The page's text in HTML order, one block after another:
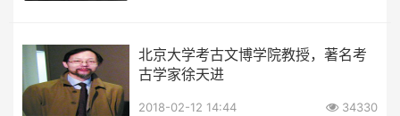
北京大学考古文博学院教授，著名考
古学家徐天进
2018-02-12 14:44 34330